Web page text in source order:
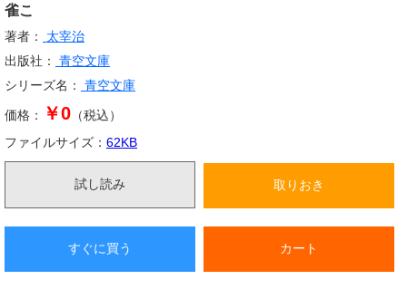
雀こ
著者：
太宰治
出版社：
青空文庫
シリーズ名：
青空文庫
価格： ￥0 （税込）
ファイルサイズ： 62KB
試し読み 取りおき
すぐに買う カート